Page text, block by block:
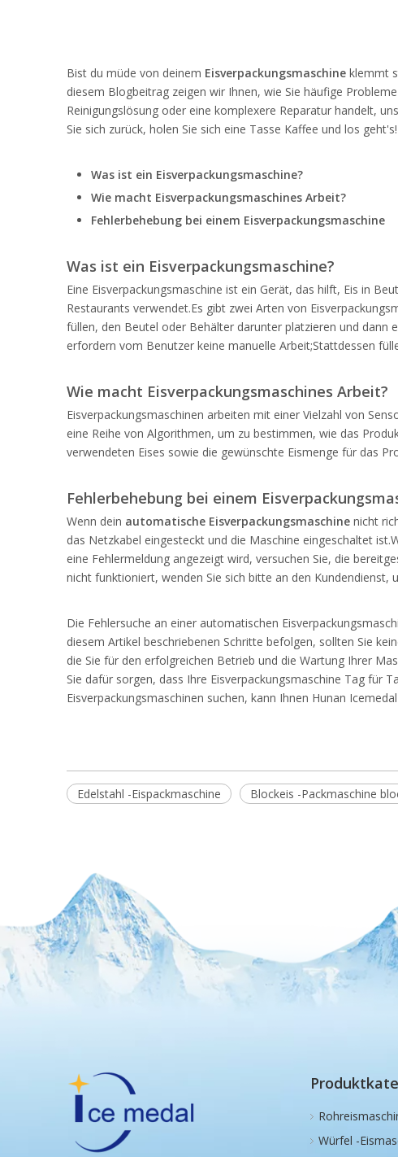
Bist du müde von deinem Eisverpackungsmaschine klemmt
diesem Blogbeitrag zeigen wir Ihnen, wie Sie häufige
Reinigungslösung oder eine komplexere Reparatur handelt,
Sie sich zurück, holen Sie sich eine Tasse Kaffee und los geht's!
Was ist ein Eisverpackungsmaschine?
Wie macht Eisverpackungsmaschines Arbeit?
Fehlerbehebung bei einem Eisverpackungsmaschine
Was ist ein Eisverpackungsmaschine?
Eine Eisverpackungsmaschine ist ein Gerät, das hilft, Eis in
Restaurants verwendet.Es gibt zwei Arten von
füllen, den Beutel oder Behälter darunter platzieren und dann
erfordern vom Benutzer keine manuelle Arbeit;Stattdessen
Wie macht Eisverpackungsmaschines Arbeit?
Eisverpackungsmaschinen arbeiten mit einer Vielzahl von
eine Reihe von Algorithmen, um zu bestimmen, wie das
verwendeten Eises sowie die gewünschte Eismenge für das
Fehlerbehebung bei einem
Wenn dein automatische Eisverpackungsmaschine nicht
das Netzkabel eingesteckt und die Maschine eingeschaltet
eine Fehlermeldung angezeigt wird, versuchen Sie, die
nicht funktioniert, wenden Sie sich bitte an den Kundendienst,
Die Fehlersuche an einer automatischen
diesem Artikel beschriebenen Schritte befolgen, sollten Sie
die Sie für den erfolgreichen Betrieb und die Wartung Ihrer
Sie dafür sorgen, dass Ihre Eisverpackungsmaschine Tag für
Eisverpackungsmaschinen suchen, kann Ihnen Hunan
Edelstahl -Eispackmaschine Blockeis -Packmaschine
Würfel -